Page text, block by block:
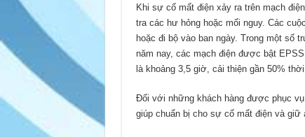
Khi sự cố mất điện xảy ra trên mạch
tra các hư hỏng hoặc mối nguy. Các
hoặc đi bộ vào ban ngày. Trong một số
năm nay, các mạch điện được bật
là khoảng 3,5 giờ, cải thiện gần 50%
Đối với những khách hàng được phục
giúp chuẩn bị cho sự cố mất điện và giữ